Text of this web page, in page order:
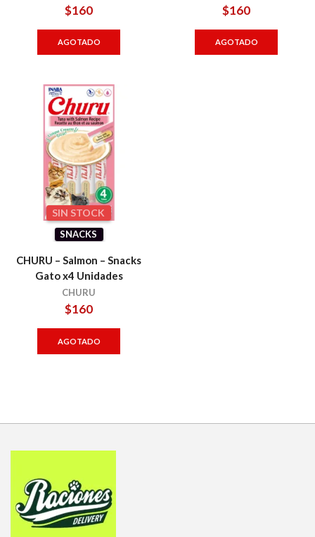
$160
AGOTADO
$160
AGOTADO
SIN STOCK
SNACKS
CHURU – Salmon – Snacks
Gato x4 Unidades
CHURU
$160
AGOTADO